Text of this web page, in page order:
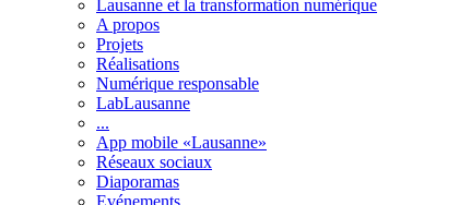
Lausanne et la transformation numérique
A propos
Projets
Réalisations
Numérique responsable
LabLausanne
...
App mobile «Lausanne»
Réseaux sociaux
Diaporamas
Evénements